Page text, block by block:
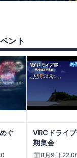
ス コラボクエスト実
22:00 - 23:59
るゲMEET
Wisp - 1対1接客雅談
ねこ速度
まめふれ喫茶（まめ
ント
ぐ
VRCドライ
期集会
8月9日